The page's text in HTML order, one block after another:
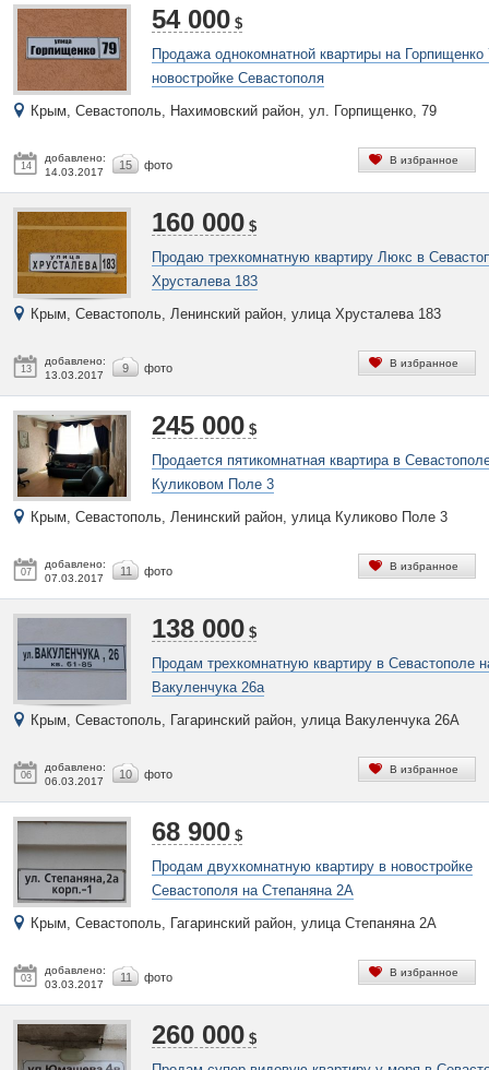
14
добавлено:
14.03.2017
15 фото
54 000 $
Продажа однокомнатной квартиры на Горпищенко
новостройке Севастополя
Крым, Севастополь, Нахимовский район, ул. Горпищенко, 79
В избранное
13
добавлено:
13.03.2017
9 фото
160 000 $
Продаю трехкомнатную квартиру Люкс в
Хрусталева 183
Крым, Севастополь, Ленинский район, улица Хрусталева 183
В избранное
07
добавлено:
07.03.2017
11 фото
245 000 $
Продается пятикомнатная квартира в
Куликовом Поле 3
Крым, Севастополь, Ленинский район, улица Куликово Поле 3
В избранное
06
добавлено:
06.03.2017
10 фото
138 000 $
Продам трехкомнатную квартиру в Севастополе
Вакуленчука 26а
Крым, Севастополь, Гагаринский район, улица Вакуленчука 26А
В избранное
03
добавлено:
03.03.2017
11 фото
68 900 $
Продам двухкомнатную квартиру в новостройке
Севастополя на Степаняна 2А
Крым, Севастополь, Гагаринский район, улица Степаняна 2А
В избранное
260 000 $